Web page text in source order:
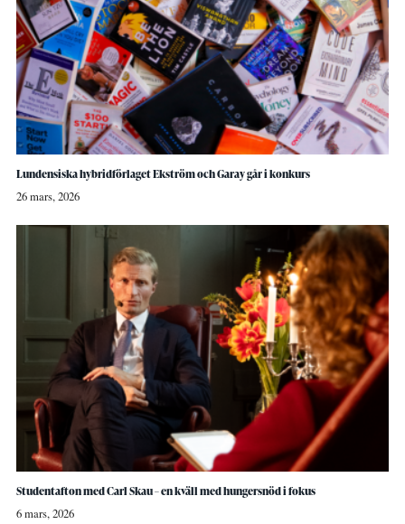
Lundensiska hybridförlaget Ekström och Garay går i konkurs
26 mars, 2026
Studentafton med Carl Skau – en kväll med hungersnöd i fokus
6 mars, 2026